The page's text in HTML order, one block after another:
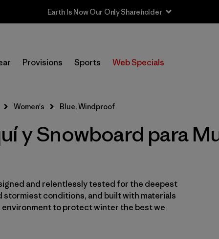
Provisions Sports Web Specials
Filtrar por
Fit
Filtrar por
Materials & Fabric
Women's Blue, Windproof
y Snowboard para
and relentlessly tested for the deepest
conditions, and built with materials
to protect winter the best we